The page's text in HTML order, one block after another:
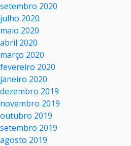
setembro 2020
julho 2020
maio 2020
abril 2020
março 2020
fevereiro 2020
janeiro 2020
dezembro 2019
novembro 2019
outubro 2019
setembro 2019
agosto 2019